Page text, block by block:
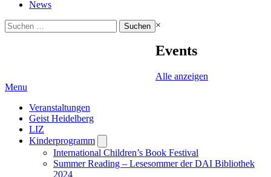
News
Suchen
nach:
×
Events
Alle anzeigen
Menu
Veranstaltungen
Geist Heidelberg
LIZ
Kinderprogramm
submenu
International Children’s Book Festival
Summer Reading – Lesesommer der DAI Bibliothek
2024